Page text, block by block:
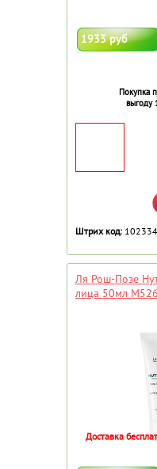
1933 руб
Покупка
выгоду
Штрих код: 102334
Ля Рош-Позе
лица 50мл
Доставка